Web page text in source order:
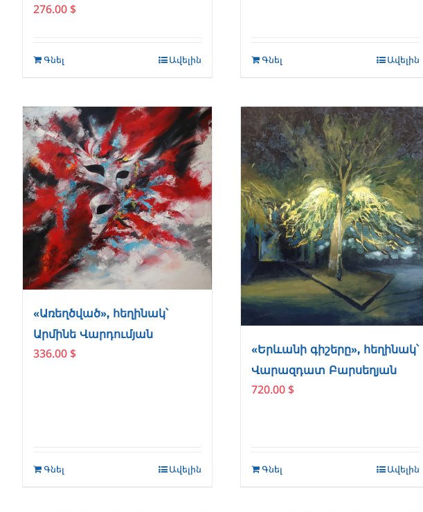
276.00 $
Գնել Ավելին Գնել Ավելին
«Առեղծված», հեղինակ՝
Արմինե Վարդումյան
336.00 $
Գնել Ավելին
«Երևանի գիշերը», հեղինակ՝
Վարազդատ Բարսեղյան
720.00 $
Գնել Ավելին